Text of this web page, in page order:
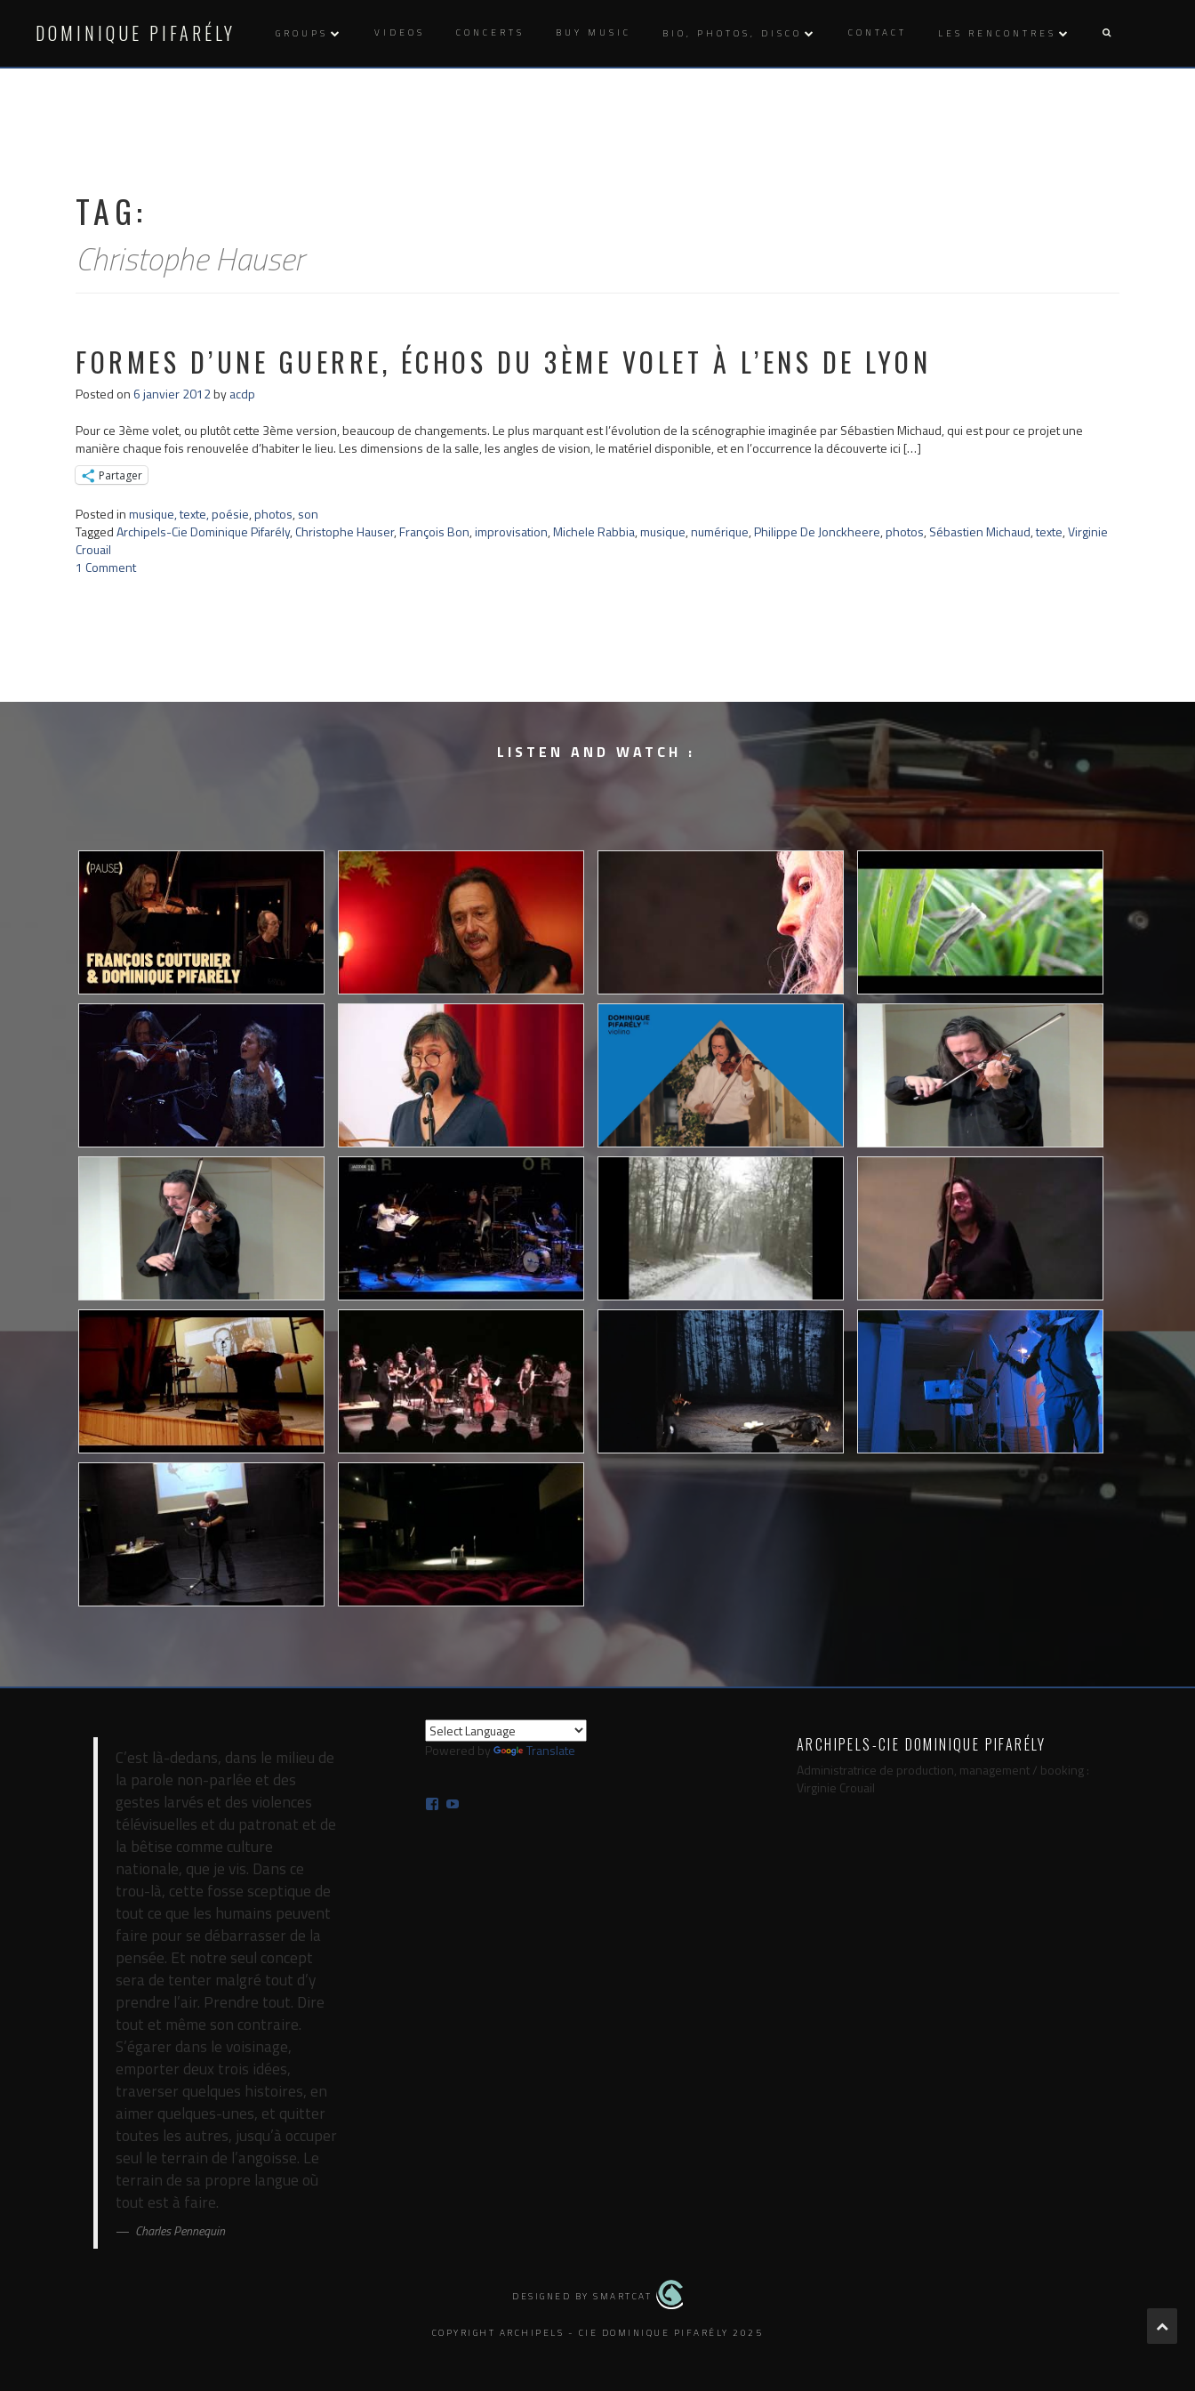
contentDOMINIQUE PIFARÉLY GROUPS VIDEOS CONCERTS BUY MUSIC BIO, PHOTOS, DISCO CONTACT LES RENCONTRES
TAG:
Christophe Hauser
FORMES D’UNE GUERRE, ÉCHOS DU 3ÈME VOLET À L’ENS DE LYON
Posted on 6 janvier 2012byacdp
Pour ce 3ème volet, ou plutôt cette 3ème version, beaucoup de changements. Le plus marquant est l’évolution de la scénographie imaginée par Sébastien Michaud, qui est pour ce projet une
manière chaque fois renouvelée d’habiter le lieu. Les dimensions de la salle, les angles de vision, le matériel disponible, et en l’occurrence la découverte ici […]
Partager
Posted inmusique, texte, poésie,photos,son
TaggedArchipels-Cie Dominique Pifarély,Christophe Hauser,François Bon,improvisation,Michele Rabbia,musique,numérique,Philippe De Jonckheere,photos,Sébastien Michaud,texte,Virginie
Crouail
1 Comment
LISTEN AND WATCH :
C’est là-dedans, dans le milieu de
la parole non-parlée et des
gestes larvés et des violences
télévisuelles et du patronat et de
la bêtise comme culture
nationale, que je vis. Dans ce
trou-là, cette fosse sceptique de
tout ce que les humains peuvent
faire pour se débarrasser de la
pensée. Et notre seul concept
sera de tenter malgré tout d’y
prendre l’air. Prendre tout. Dire
tout et même son contraire.
S’égarer dans le voisinage,
emporter deux trois idées,
traverser quelques histoires, en
aimer quelques-unes, et quitter
toutes les autres, jusqu’à occuper
seul le terrain de l’angoisse. Le
terrain de sa propre langue où
tout est à faire.
Charles Pennequin
Powered by Translate ARCHIPELS-CIE DOMINIQUE PIFARÉLY
Administratrice de production, management / booking :
Virginie Crouail
Facebook
DESIGNED BY SMARTCAT
COPYRIGHT ARCHIPELS - CIE DOMINIQUE PIFARÉLY 2025